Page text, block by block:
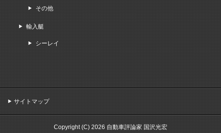
その他
輸入艇
シーレイ
サイトマップ
Copyright (C) 2026 自動車評論家 国沢光宏